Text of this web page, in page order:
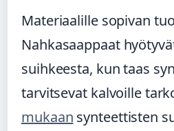
Materiaalille sopivan
Nahkasaappaat
suihkeesta, kun taas
tarvitsevat kalvoille
mukaan synteettisten